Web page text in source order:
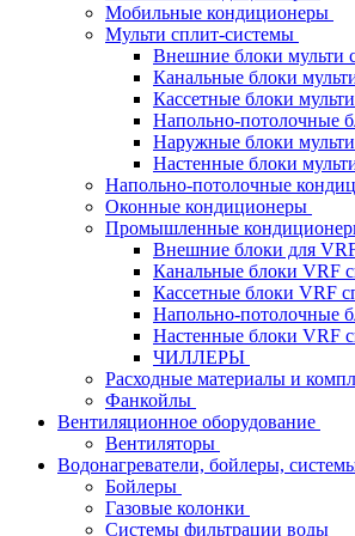
Мобильные кондиционеры
Мульти сплит-системы
Внешние блоки мульти
Канальные блоки
Кассетные блоки
Напольно-потолочные
Наружные блоки
Настенные блоки
Напольно-потолочные
Оконные кондиционеры
Промышленные
Внешние блоки для
Канальные блоки VRF
Кассетные блоки VRF
Напольно-потолочные
Настенные блоки VRF
ЧИЛЛЕРЫ
Расходные материалы и
Фанкойлы
Вентиляционное оборудование
Вентиляторы
Водонагреватели, бойлеры,
Бойлеры
Газовые колонки
Системы фильтрации воды